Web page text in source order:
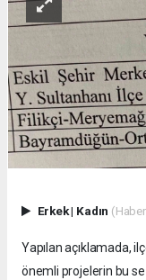
Erkek| Kadın
Yapılan açıklamada,
önemli projelerin bu